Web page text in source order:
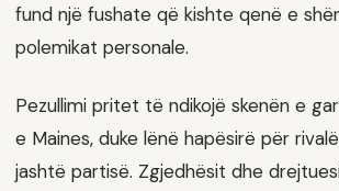
fund një fushate që kishte qenë e
polemikat personale.
Pezullimi pritet të ndikojë skenën e
e Maines, duke lënë hapësirë për
jashtë partisë. Zgjedhësit dhe